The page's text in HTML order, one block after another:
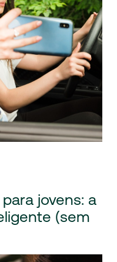
jovens: a
(sem